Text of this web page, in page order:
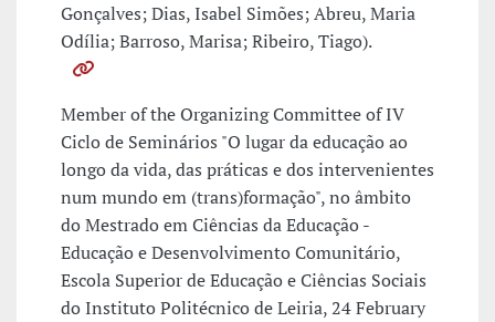
Gonçalves; Dias, Isabel Simões; Abreu, Maria
Odília; Barroso, Marisa; Ribeiro, Tiago).
Member of the Organizing Committee of IV
Ciclo de Seminários "O lugar da educação ao
longo da vida, das práticas e dos intervenientes
num mundo em (trans)formação", no âmbito
do Mestrado em Ciências da Educação -
Educação e Desenvolvimento Comunitário,
Escola Superior de Educação e Ciências Sociais
do Instituto Politécnico de Leiria, 24 February